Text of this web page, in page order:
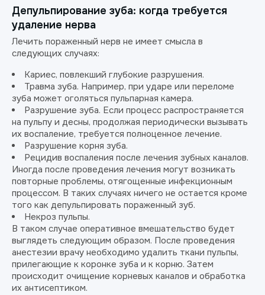
Депульпирование зуба: когда требуется
удаление нерва
Лечить пораженный нерв не имеет смысла в
следующих случаях:
Кариес, повлекший глубокие разрушения.
Травма зуба. Например, при ударе или переломе
зуба может оголяться пульпарная камера.
Разрушение зуба. Если процесс распространяется
на пульпу и десны, продолжая периодически вызывать
их воспаление, требуется полноценное лечение.
Разрушение корня зуба.
Рецидив воспаления после лечения зубных каналов.
Иногда после проведения лечения могут возникать
повторные проблемы, отягощенные инфекционным
процессом. В таких случаях ничего не остается кроме
того как депульпировать пораженный зуб.
Некроз пульпы.
В таком случае оперативное вмешательство будет
выглядеть следующим образом. После проведения
анестезии врачу необходимо удалить ткани пульпы,
прилегающие к коронке зуба и к корню. Затем
происходит очищение корневых каналов и обработка
их антисептиком.